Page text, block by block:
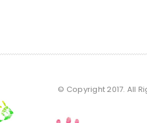
© Copyright 2017. All